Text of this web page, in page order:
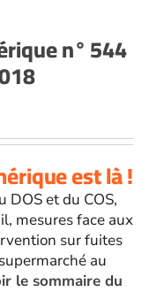
n° 544
est là !
DOS et du COS,
mesures face aux
sur fuites
au
le sommaire du